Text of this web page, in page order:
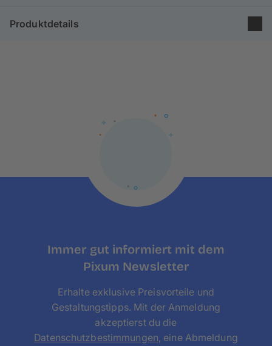
Produktdetails
Variationen: Ohne Fototürchen
Immer gut informiert mit dem
Pixum Newsletter
Erhalte exklusive Preisvorteile und
Gestaltungstipps. Mit der Anmeldung
akzeptierst du die
Datenschutzbestimmungen, eine Abmeldung